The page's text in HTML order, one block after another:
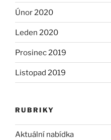
Únor 2020
Leden 2020
Prosinec 2019
Listopad 2019
RUBRIKY
Aktuální nabídka